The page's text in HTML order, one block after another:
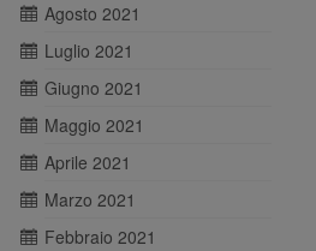
Agosto 2021
Luglio 2021
Giugno 2021
Maggio 2021
Aprile 2021
Marzo 2021
Febbraio 2021